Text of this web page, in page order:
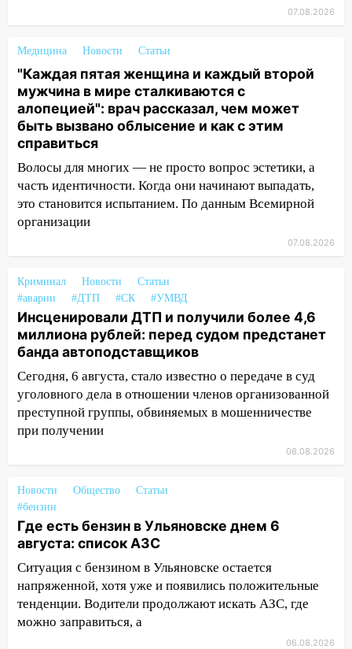
На нескольких улицах Ульяновска
10:14
В Ульяновске двоих участников
коррупционной схемы при ЦГКБ
отправили в колонию на 7 и 8 лет
09:52 Ночью беспилотники сбили над
соседними Татарстаном и Саратовской
областью
09:41 Диана Шурыгина уверовала в
Бога в СИЗО
09:35
В Ульяновске директора фирмы
будут судить за неуплату налогов на 48
08:22
Подросток на питбайке сбил
велосипедистку: пострадали двое
07:20 Жара возвращается: ожидается
знойный и сухой четверг
06:00 Под Ульяновском при развороте
пострадал 38-летний водитель
иномарки
«Каждая пятая женщина и каждый
алопецией»: врач рассказал, чем может
быть вызвано облысение и как с этим
справиться
03:30 Гороскоп на 7 августа: пятница
принесет прилив творческой энергии и
отличные шансы исправить старые
ошибки
06.08.2026
07.08.2026
Медицина Новости Статьи
"Каждая пятая женщина и каждый второй
мужчина в мире сталкиваются с
алопецией": врач рассказал, чем может
быть вызвано облысение и как с этим
справиться
Волосы для многих — не просто вопрос эстетики, а
часть идентичности. Когда они начинают выпадать,
это становится испытанием. По данным Всемирной
организации
07.08.2026
Криминал Новости
Статьи
#аварии
#ДТП #СК #УМВД
Инсценировали ДТП и получили более 4,6
миллиона рублей: перед судом предстанет
банда автоподставщиков
Сегодня, 6 августа, стало известно о передаче в суд
уголовного дела в отношении членов организованной
преступной группы, обвиняемых в мошенничестве
при получении
06.08.2026
Новости Общество
Статьи
#бензин
Где есть бензин в Ульяновске днем 6
августа: список АЗС
Ситуация с бензином в Ульяновске остается
напряженной, хотя уже и появились положительные
тенденции. Водители продолжают искать АЗС, где
можно заправиться, а
06.08.2026